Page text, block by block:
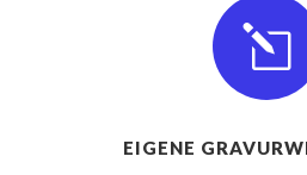
l
EIGENE